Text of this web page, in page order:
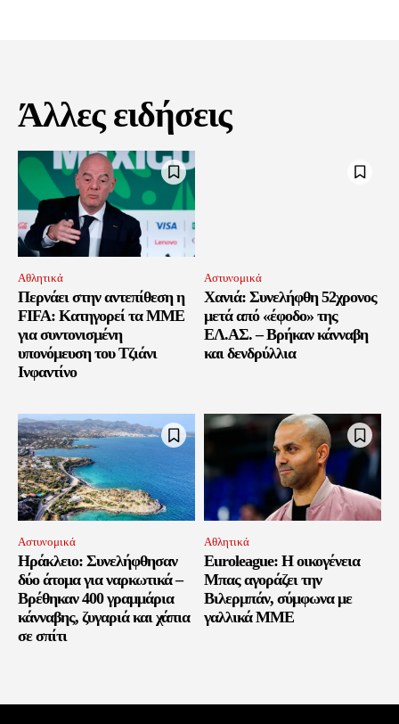
Άλλες ειδήσεις
Αθλητικά
Περνάει στην αντεπίθεση η
FIFA: Κατηγορεί τα MME
για συντονισμένη
υπονόμευση του Τζιάνι
Ινφαντίνο
Αστυνομικά
Χανιά: Συνελήφθη 52χρονος
μετά από «έφοδο» της
ΕΛ.ΑΣ. – Βρήκαν κάνναβη
και δενδρύλλια
Αστυνομικά
Ηράκλειο: Συνελήφθησαν
δύο άτομα για ναρκωτικά –
Βρέθηκαν 400 γραμμάρια
κάνναβης, ζυγαριά και χάπια
σε σπίτι
Αθλητικά
Euroleague: Η οικογένεια
Μπας αγοράζει την
Βιλερμπάν, σύμφωνα με
γαλλικά ΜΜΕ